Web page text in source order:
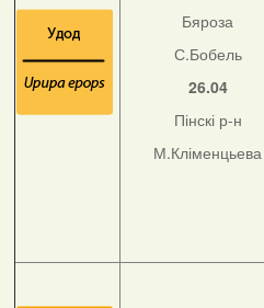
Бяроза
С.Бобель
26.04
Пінскі р-н
М.Кліменцьева